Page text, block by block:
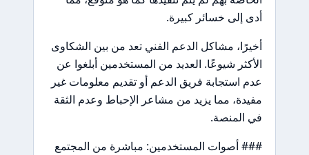
أدى إلى خسائر كبيرة.
أخيرًا، مشاكل الدعم الفني تعد من بين الشكاوى
الأكثر شيوعًا. العديد من المستخدمين أبلغوا عن
عدم استجابة فريق الدعم أو تقديم معلومات غير
مفيدة، مما يزيد من مشاعر الإحباط وعدم الثقة
في المنصة.
### أصوات المستخدمين: مباشرة من المجتمع